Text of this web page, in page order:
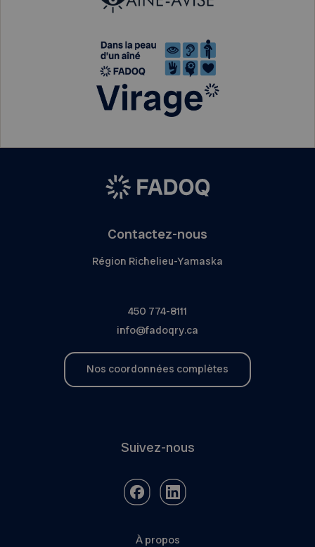
Contactez-nous
Région Richelieu-Yamaska
450 774-8111
info@fadoqry.ca
Nos coordonnées complètes
Suivez-nous
À propos